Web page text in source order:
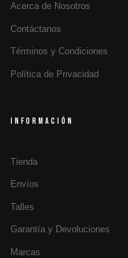
Acerca de Nosotros
Contáctanos
Términos y Condiciones
Política de Privacidad
INFORMACIÓN
Tienda
Envíos
Talles
Garantía y Devoluciones
Marcas